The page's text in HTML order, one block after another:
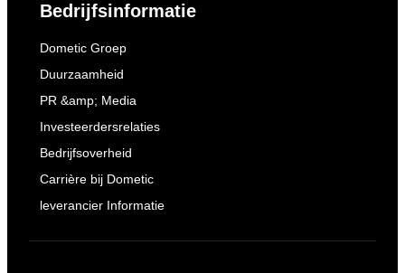
Bedrijfsinformatie
Dometic Groep
Duurzaamheid
PR &amp; Media
Investeerdersrelaties
Bedrijfsoverheid
Carrière bij Dometic
leverancier Informatie